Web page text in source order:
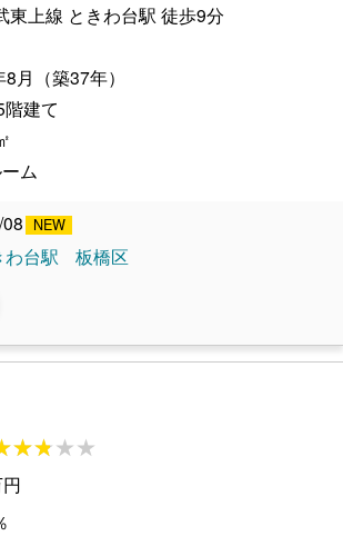
東上線 ときわ台駅 徒歩9分
月（築37年）
階建て
ム
わ台駅 板橋区